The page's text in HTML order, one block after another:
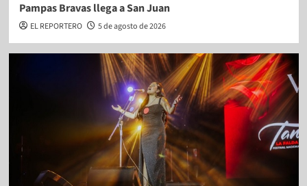
Pampas Bravas llega a San Juan
EL REPORTERO 5 de agosto de 2026